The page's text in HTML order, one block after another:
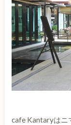
cafe Kantaryはニ